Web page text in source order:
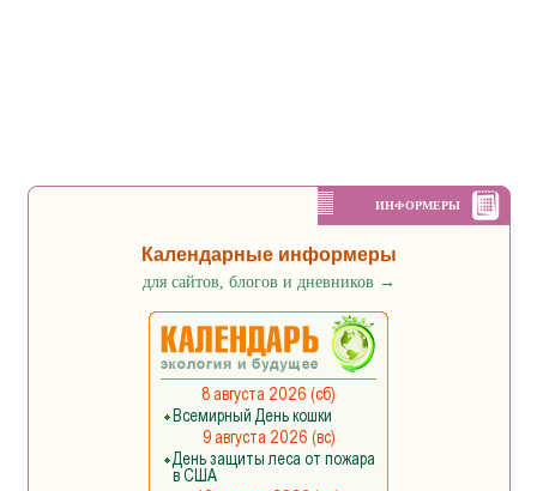
ИНФОРМЕРЫ
Календарные информеры
для сайтов, блогов и дневников →